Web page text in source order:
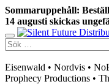
Sommaruppehåll:
14 augusti skickas
Eisenwald • Nordvis •
Prophecy Productions •